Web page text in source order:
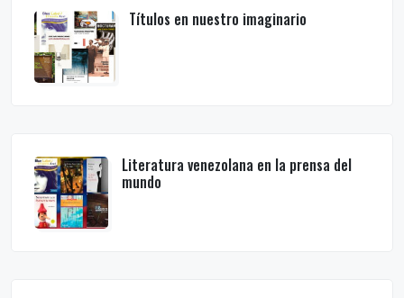
Títulos en nuestro imaginario
Literatura venezolana en la prensa del
mundo